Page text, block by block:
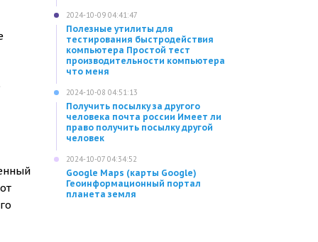
2024-10-09 04:41:47
Полезные утилиты для
тестирования быстродействия
компьютера Простой тест
производительности компьютера
что меня
2024-10-08 04:51:13
Получить посылку за другого
человека почта россии Имеет ли
право получить посылку другой
человек
2024-10-07 04:34:52
Google Maps (карты Google)
Геоинформационный портал
планета земля